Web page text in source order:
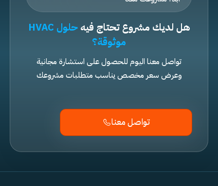
هل لديك مشروع تحتاج فيه
حلول HVAC
موثوقة؟
تواصل معنا اليوم للحصول على استشارة مجانية
وعرض سعر مخصص يناسب متطلبات مشروعك
تواصل معنا